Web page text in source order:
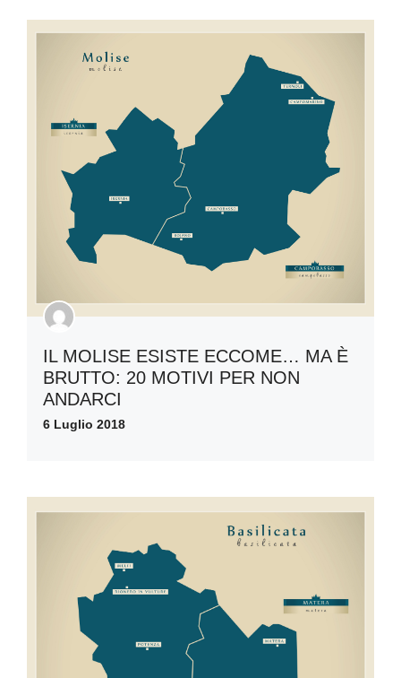
IL MOLISE ESISTE ECCOME… MA È
BRUTTO: 20 MOTIVI PER NON
ANDARCI
6 Luglio 2018